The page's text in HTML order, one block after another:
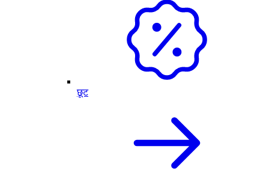
छूट